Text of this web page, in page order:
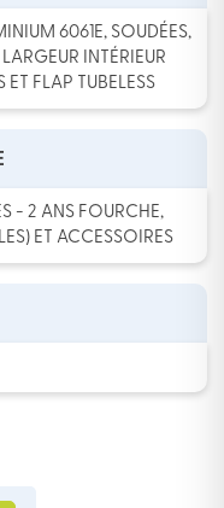
6061E, SOUDÉES,
INTÉRIEUR
FLAP TUBELESS
- 2 ANS FOURCHE,
ET ACCESSOIRES